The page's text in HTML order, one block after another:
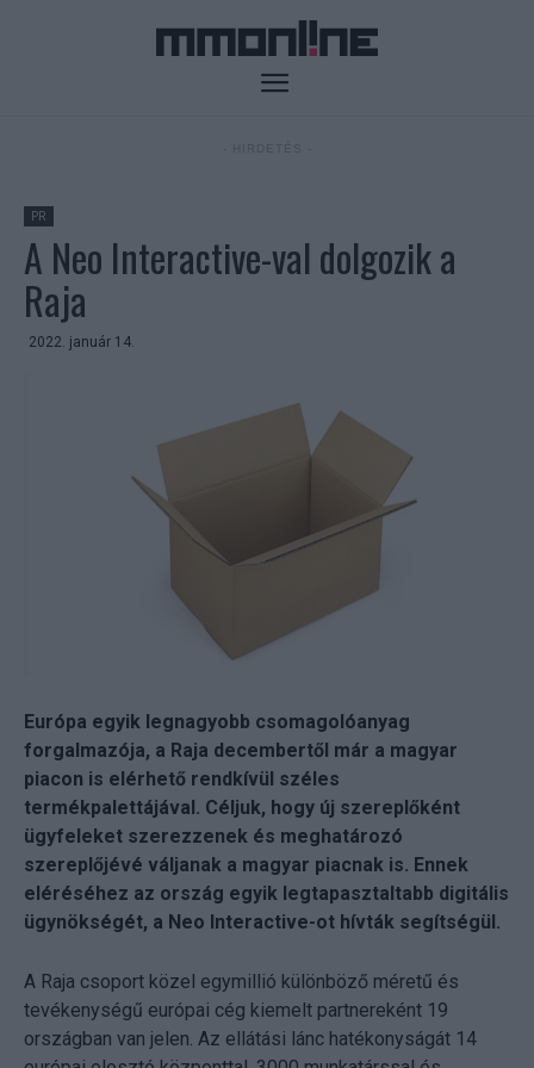
PR
A Neo Interactive-val dolgozik a
Raja
2022. január 14.
Európa egyik legnagyobb csomagolóanyag
forgalmazója, a Raja decembertől már a magyar
piacon is elérhető rendkívül széles
termékpalettájával. Céljuk, hogy új szereplőként
ügyfeleket szerezzenek és meghatározó
szereplőjévé váljanak a magyar piacnak is. Ennek
eléréséhez az ország egyik legtapasztaltabb digitális
ügynökségét, a Neo Interactive-ot hívták segítségül.
A Raja csoport közel egymillió különböző méretű és
tevékenységű európai cég kiemelt partnereként 19
országban van jelen. Az ellátási lánc hatékonyságát 14